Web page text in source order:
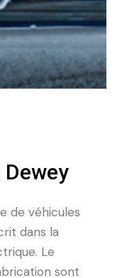
de véhicules
dans la
Le
sont